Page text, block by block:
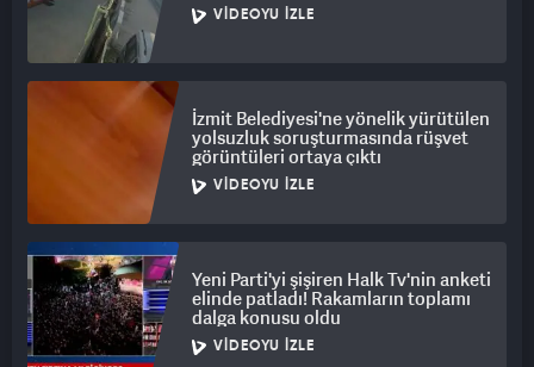
VIDEOYU İZLE
İzmit Belediyesi'ne yönelik yürütülen
yolsuzluk soruşturmasında rüşvet
görüntüleri ortaya çıktı
VIDEOYU İZLE
Yeni Parti'yi şişiren Halk Tv'nin anketi
elinde patladı! Rakamların toplamı
dalga konusu oldu
VIDEOYU İZLE